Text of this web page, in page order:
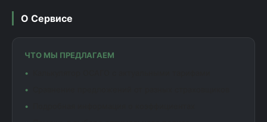
О Сервисе
ЧТО МЫ ПРЕДЛАГАЕМ